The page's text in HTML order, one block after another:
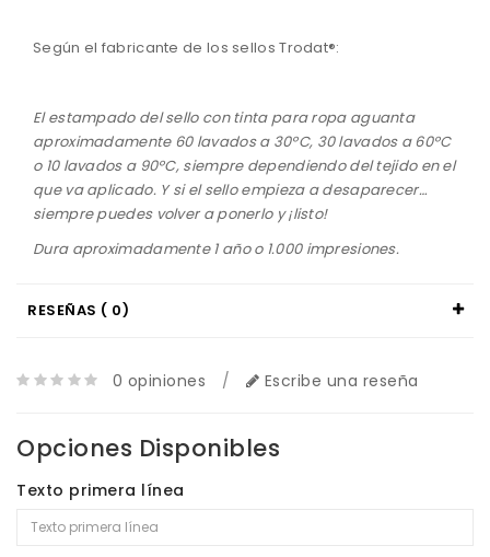
Según el fabricante de los sellos Trodat®:
El estampado del sello con tinta para ropa aguanta
aproximadamente 60 lavados a 30ºC, 30 lavados a 60ºC
o 10 lavados a 90ºC, siempre dependiendo del tejido en el
que va aplicado. Y si el sello empieza a desaparecer…
siempre puedes volver a ponerlo y ¡listo!
Dura aproximadamente 1 año o 1.000 impresiones.
RESEÑAS ( 0)
0 opiniones / Escribe una reseña
Opciones Disponibles
Texto primera línea